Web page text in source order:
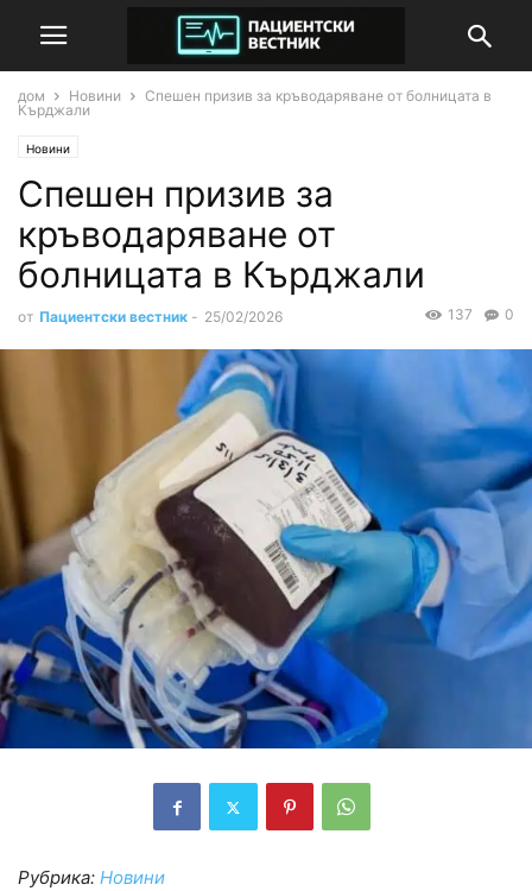
дом Новини
Спешен призив за кръводаряване от болницата в
Кърджали
Новини
Спешен призив за
кръводаряване от
болницата в Кърджали
от Пациентски вестник - 25/02/2026 0
137
Рубрика: Новини